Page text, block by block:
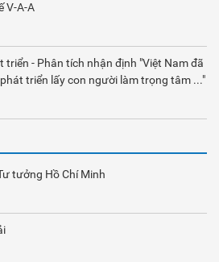
V-A-A
triển - Phân tích nhận định "Việt Nam đã
triển lấy con người làm trọng tâm ..."
tưởng Hồ Chí Minh